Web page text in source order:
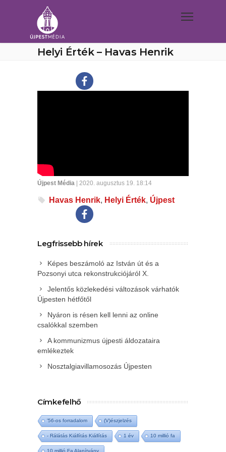
Helyi Érték – Havas Henrik
Újpest Média | 2020. augusztus 19. 18:14
Havas Henrik, Helyi Érték, Újpest
Legfrissebb hírek
Képes beszámoló az István út és a
Pozsonyi utca rekonstrukciójáról X.
Jelentős közlekedési változások várhatók
Újpesten hétfőtől
Nyáron is résen kell lenni az online
csalókkal szemben
A kommunizmus újpesti áldozataira
emlékeztek
Nosztalgiavillamosozás Újpesten
Címkefelhő
'56-os forradalom (V)észjelzés
- Rálátás Kiállítás Kiállítás 1 év 10 millió fa
10 millió Fa Alapítvány